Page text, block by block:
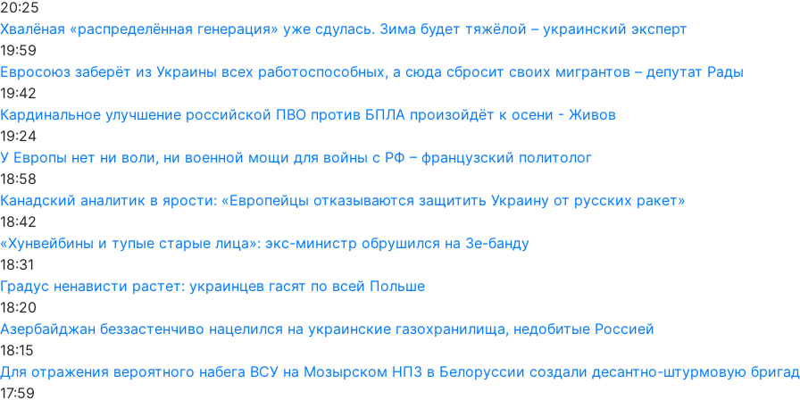
20:25
Хвалёная «распределённая генерация» уже сдулась. Зима будет тяжёлой – украинский эксперт
19:59
Евросоюз заберёт из Украины всех работоспособных, а сюда сбросит своих мигрантов – депутат Рады
19:42
Кардинальное улучшение российской ПВО против БПЛА произойдёт к осени - Живов
19:24
У Европы нет ни воли, ни военной мощи для войны с РФ – французский политолог
18:58
Канадский аналитик в ярости: «Европейцы отказываются защитить Украину от русских ракет»
18:42
«Хунвейбины и тупые старые лица»: экс-министр обрушился на Зе-банду
18:31
Градус ненависти растет: украинцев гасят по всей Польше
18:20
Азербайджан беззастенчиво нацелился на украинские газохранилища, недобитые Россией
18:15
Для отражения вероятного набега ВСУ на Мозырском НПЗ в Белоруссии создали десантно-штурмовую
17:59